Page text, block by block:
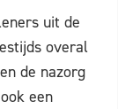
uit de
overal
de nazorg
een